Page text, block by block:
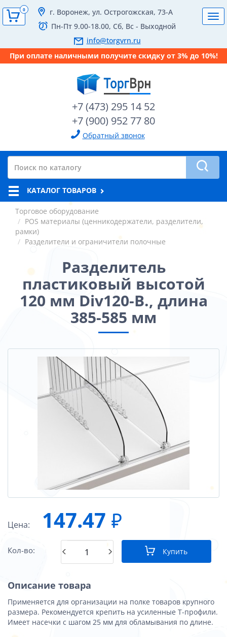
г. Воронеж, ул. Острогожская, 73-А
Пн-Пт 9.00-18.00, Сб, Вс - Выходной
info@torgvrn.ru
При оплате наличными получите скидку от 3% до 10%!
+7 (473) 295 14 52
+7 (900) 952 77 80
Обратный звонок
0
КАТАЛОГ ТОВАРОВ
Торговое оборудование
POS материалы (ценникодержатели, разделители,
рамки)
Разделители и ограничители полочные
Разделитель
пластиковый высотой
120 мм Div120-В., длина
385-585 мм
Цена: 147.47 ₽
Кол-во: Купить
Описание товара
Применяется для организации на полке товаров крупного
размера. Рекомендуется крепить на усиленные Т-профили.
Имеет насечки с шагом 25 мм для обламывания по длине.